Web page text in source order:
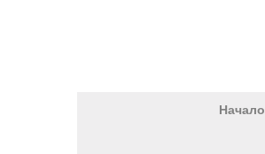
Начало